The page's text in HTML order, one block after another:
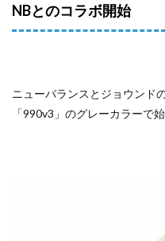
NBとのコラボ開始
ニューバランスとジョウンド
「990v3」のグレーカラーで